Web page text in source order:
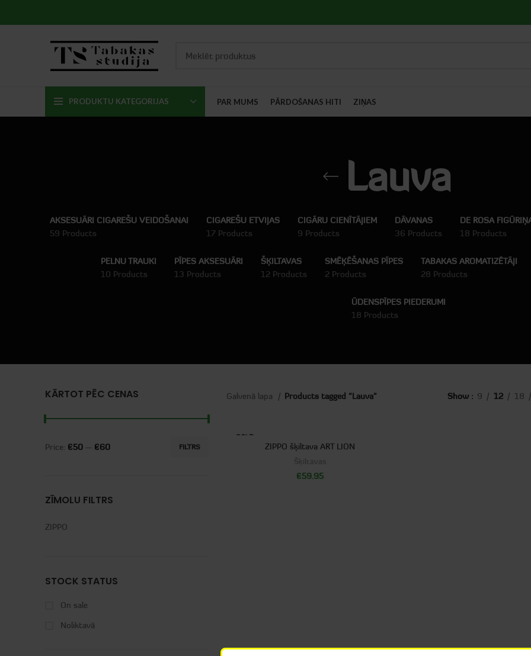
PRODUKTU KATEGORIJAS PAR MUMS PĀRDOŠANAS HITI ZIŅAS
Lauva
AKSESUĀRI CIGAREŠU VEIDOŠANAI
59 Products
CIGAREŠU ETVIJAS
17 Products
CIGĀRU CIENĪTĀJIEM
9 Products
DĀVANAS
36 Products
DE ROSA
18 Products
PELNU TRAUKI
10 Products
PĪPES AKSESUĀRI
13 Products
ŠĶILTAVAS
12 Products
SMĒĶĒŠANAS PĪPES
2 Products
TABAKAS AROMATIZĒTĀJI
28 Products
ŪDENSPĪPES PIEDERUMI
18 Products
KĀRTOT PĒC CENAS
FILTRS
Price: €50 — €60
ZĪMOLU FILTRS
ZIPPO
STOCK STATUS
On sale
Noliktavā
Galvenā lapa Products tagged “Lauva” Show 9 12 18
SOLD
ZIPPO šķiltava ART LION
€59.95